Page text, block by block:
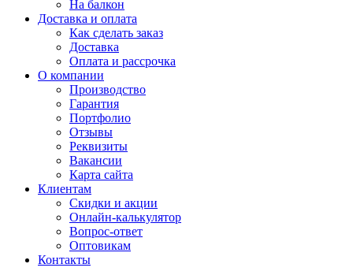
На балкон
Доставка и оплата
Как сделать заказ
Доставка
Оплата и рассрочка
О компании
Производство
Гарантия
Портфолио
Отзывы
Реквизиты
Вакансии
Карта сайта
Клиентам
Скидки и акции
Онлайн-калькулятор
Вопрос-ответ
Оптовикам
Контакты